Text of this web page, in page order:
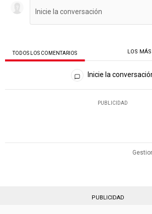
TODOS LOS COMENTARIOS LOS MÁS
Todos los comentarios
Inicie la
PUBLICIDAD
PUBLICIDAD